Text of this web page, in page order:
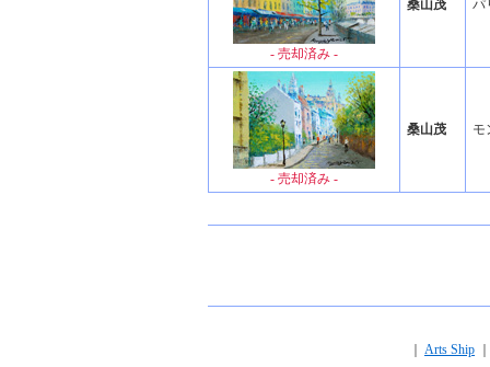
- 売却済み -
桑山茂 パ
- 売却済み -
桑山茂 モ
Arts Ship